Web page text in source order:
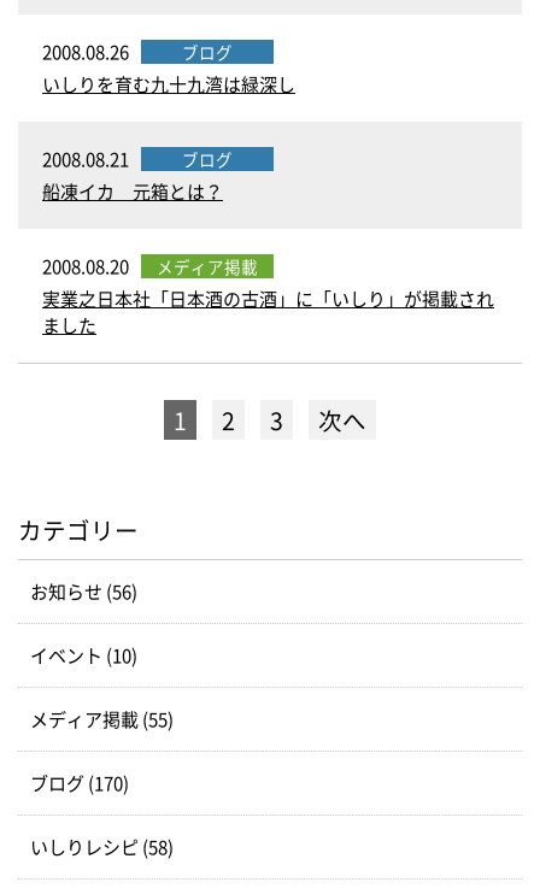
2008.08.26 ブログ
いしりを育む九十九湾は緑深し
2008.08.21 ブログ
船凍イカ 元箱とは？
2008.08.20 メディア掲載
実業之日本社「日本酒の古酒」に「いしり」が掲載され
ました
1 2 3 次へ
カテゴリー
お知らせ (56)
イベント (10)
メディア掲載 (55)
ブログ (170)
いしりレシピ (58)